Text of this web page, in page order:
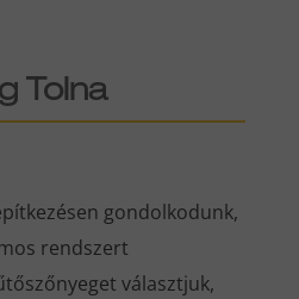
Tolna
gondolkodunk,
rendszert
választjuk,